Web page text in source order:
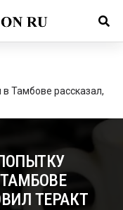
Тамбове рассказал,
ТЕРАКТ